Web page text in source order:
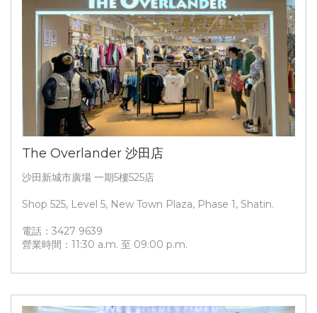
The Overlander 沙田店
沙田新城市廣場 一期5樓525店
Shop 525, Level 5, New Town Plaza, Phase 1, Shatin.
電話：3427 9639
營業時間：11:30 a.m. 至 09:00 p.m.